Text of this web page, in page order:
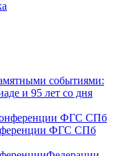
событиями:
и 95 лет со дня
ФГС СПб